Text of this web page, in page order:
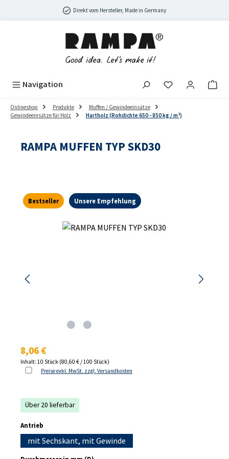
Zum Hauptinhalt springenDirekt vom Hersteller, Made in Germany
Navigation
Onlineshop Produkte
Muffen / Gewindeeinsätze
Gewindeeinsätze für Holz
Hartholz (Rohdichte 650 - 850 kg / m³)
RAMPA MUFFEN TYP SKD30
Bestseller Unsere Empfehlung
Bildergalerie überspringen
Regulärer Preis:
8,06 €
Inhalt: 10 Stück (80,60 € / 100 Stück)
Preise exkl. MwSt. zzgl. Versandkosten
Über 20 lieferbar
Antrieb
mit Sechskant, mit Gewinde